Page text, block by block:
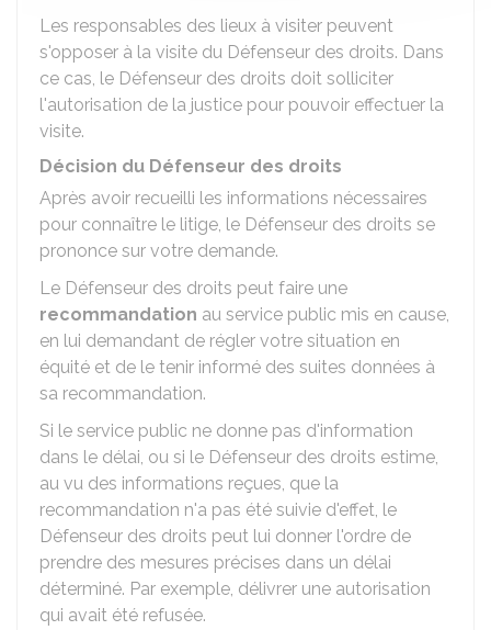
Les responsables des lieux à visiter peuvent
s'opposer à la visite du Défenseur des droits. Dans
ce cas, le Défenseur des droits doit solliciter
l'autorisation de la justice pour pouvoir effectuer la
visite.
Décision du Défenseur des droits
Après avoir recueilli les informations nécessaires
pour connaître le litige, le Défenseur des droits se
prononce sur votre demande.
Le Défenseur des droits peut faire une
recommandation au service public mis en cause,
en lui demandant de régler votre situation en
équité et de le tenir informé des suites données à
sa recommandation.
Si le service public ne donne pas d'information
dans le délai, ou si le Défenseur des droits estime,
au vu des informations reçues, que la
recommandation n'a pas été suivie d'effet, le
Défenseur des droits peut lui donner l'ordre de
prendre des mesures précises dans un délai
déterminé. Par exemple, délivrer une autorisation
qui avait été refusée.